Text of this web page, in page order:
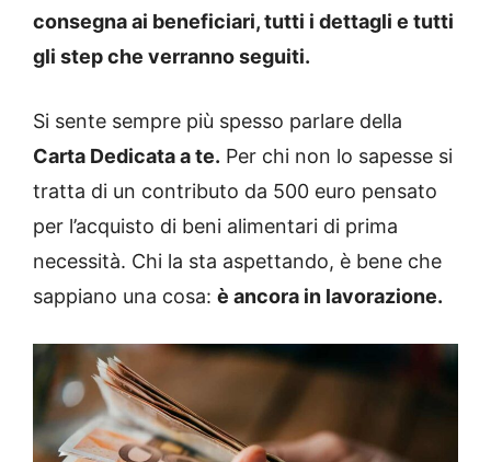
consegna ai beneficiari, tutti i dettagli e tutti
gli step che verranno seguiti.
Si sente sempre più spesso parlare della
Carta Dedicata a te. Per chi non lo sapesse si
tratta di un contributo da 500 euro pensato
per l’acquisto di beni alimentari di prima
necessità. Chi la sta aspettando, è bene che
sappiano una cosa: è ancora in lavorazione.